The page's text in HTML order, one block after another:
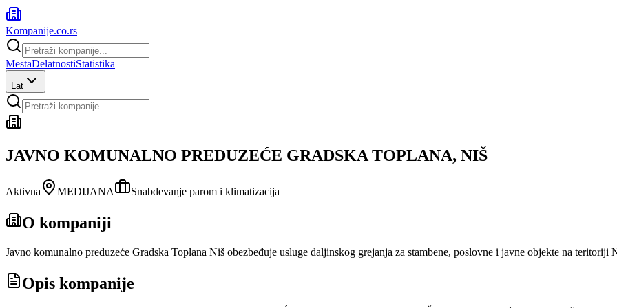
Kompanije.co.rs
MestaDelatnostiStatistika
Lat
JAVNO KOMUNALNO PREDUZEĆE GRADSKA TOPLANA, NIŠ
Aktivna MEDIJANA Snabdevanje parom i klimatizacija
O kompaniji
Javno komunalno preduzeće Gradska Toplana Niš obezbeđuje usluge daljinskog grejanja za stambene, poslovne i javne objekte na teritoriji
Opis kompanije